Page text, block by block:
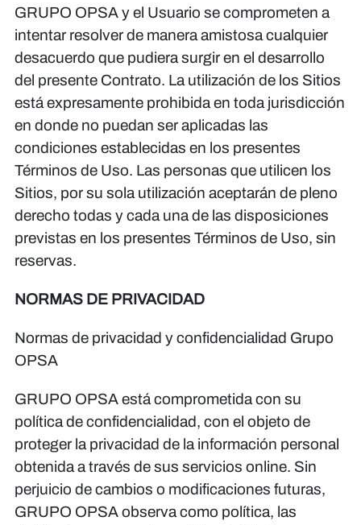
GRUPO OPSA y el Usuario se comprometen a
intentar resolver de manera amistosa cualquier
desacuerdo que pudiera surgir en el desarrollo
del presente Contrato. La utilización de los Sitios
está expresamente prohibida en toda jurisdicción
en donde no puedan ser aplicadas las
condiciones establecidas en los presentes
Términos de Uso. Las personas que utilicen los
Sitios, por su sola utilización aceptarán de pleno
derecho todas y cada una de las disposiciones
previstas en los presentes Términos de Uso, sin
reservas.
NORMAS DE PRIVACIDAD
Normas de privacidad y confidencialidad Grupo
OPSA
GRUPO OPSA está comprometida con su
política de confidencialidad, con el objeto de
proteger la privacidad de la información personal
obtenida a través de sus servicios online. Sin
perjuicio de cambios o modificaciones futuras,
GRUPO OPSA observa como política, las